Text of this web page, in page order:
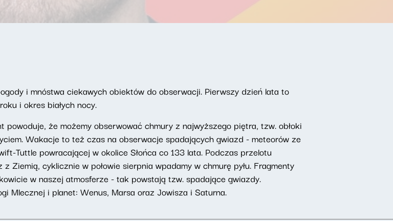
i mnóstwa ciekawych obiektów do obserwacji. Pierwszy dzień lata to
i okres białych nocy.
powoduje, że możemy obserwować chmury z najwyższego piętra, tzw. obłoki
Wakacje to też czas na obserwacje spadających gwiazd - meteorów ze
Tuttle powracającej w okolice Słońca co 133 lata. Podczas przelotu
Ziemią, cyklicznie w połowie sierpnia wpadamy w chmurę pyłu. Fragmenty
w naszej atmosferze - tak powstają tzw. spadające gwiazdy.
Mlecznej i planet: Wenus, Marsa oraz Jowisza i Saturna.